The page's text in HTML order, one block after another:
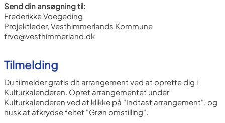
Send din ansøgning til:
Frederikke Voegeding
Projektleder, Vesthimmerlands Kommune
frvo@vesthimmerland.dk
Tilmelding
Du tilmelder gratis dit arrangement ved at oprette dig i
Kulturkalenderen. Opret arrangementet under
Kulturkalenderen ved at klikke på "Indtast arrangement", og
husk at afkrydse feltet "Grøn omstilling".